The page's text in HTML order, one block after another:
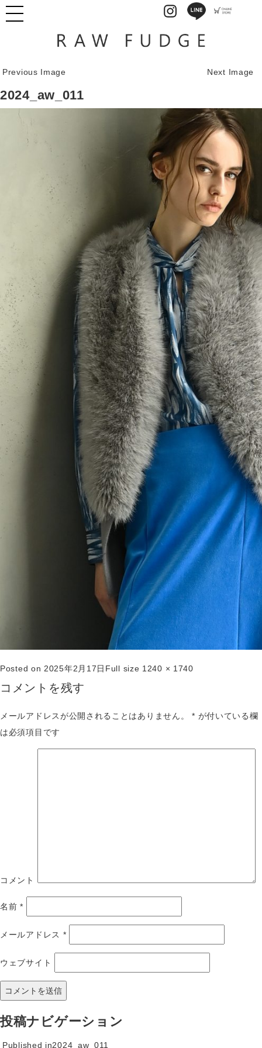
Previous Image Next Image
2024_aw_011
Posted on 2025年2月17日 Full size 1240 × 1740
コメントを残す
メールアドレスが公開されることはありません。 * が付いている欄
は必須項目です
コメント
名前*
メールアドレス *
ウェブサイト
投稿ナビゲーション
Published in2024_aw_011